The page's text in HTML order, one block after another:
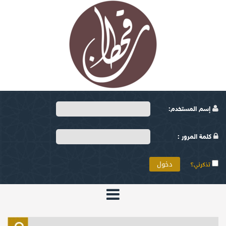
إسم المستخدم:
كلمة المرور :
تذكرني؟